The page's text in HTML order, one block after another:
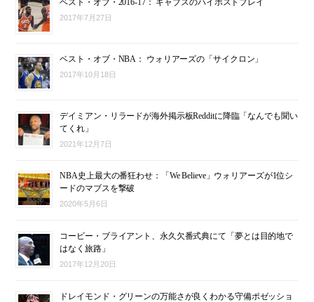
ベスト・オブ・2016-17： キャブスのハイポストプレイ
2017年7月27日
ベスト・オブ・NBA： ウォリアーズの「サイクロン」
2017年10月18日
デイミアン・リラードが海外掲示板Redditに降臨「なんでも聞い
てくれ」
2021年12月7日
NBA史上最大の番狂わせ：「We Believe」ウォリアーズが1位シ
ードのマブスを撃破
2020年5月6日
コービー・ブライアント、永久欠番式典にて「夢とは目的地で
はなく旅路」
2017年12月20日
ドレイモンド・グリーンの万能さが良くわかる守備ポゼッショ